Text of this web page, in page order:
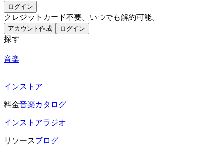
ログイン
クレジットカード不要。いつでも解約可能。
アカウント作成 ログイン
探す
音楽
インストア
料金音楽カタログ
インストアラジオ
リソースブログ